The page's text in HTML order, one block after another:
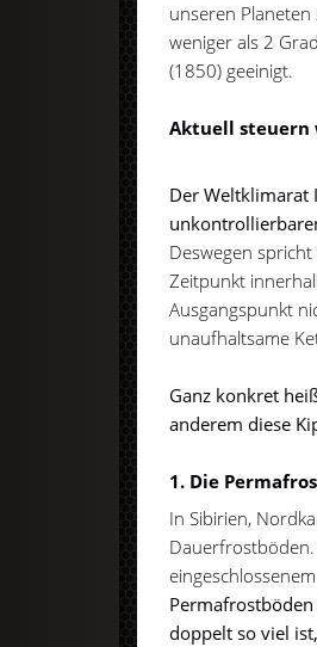
unseren
weniger als 2
(1850) geeinigt.
Aktuell steuern
Der Weltklimarat
Deswegen
Zeitpunkt
Ausgangspunkt
unaufhaltsame
Ganz konkret
anderem diese
1. Die
In Sibirien,
Dauerfrostböden.
doppelt so viel